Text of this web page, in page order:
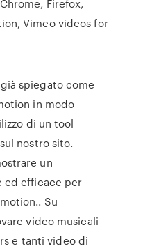
Firefox,
Vimeo videos for
spiegato come
in modo
di un tool
nostro sito.
un
ed efficace per
Su
video musicali
e tanti video di